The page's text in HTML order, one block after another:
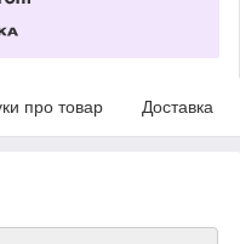
про товар Доставка